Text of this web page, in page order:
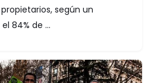
según un
84% de ...